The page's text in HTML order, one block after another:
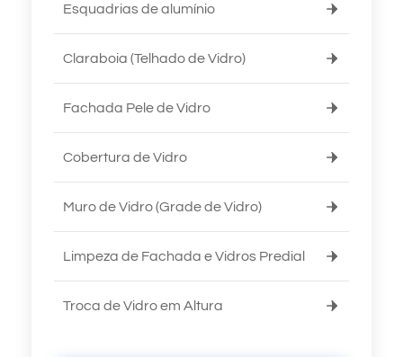
Esquadrias de alumínio
Claraboia (Telhado de Vidro)
Fachada Pele de Vidro
Cobertura de Vidro
Muro de Vidro (Grade de Vidro)
Limpeza de Fachada e Vidros Predial
Troca de Vidro em Altura